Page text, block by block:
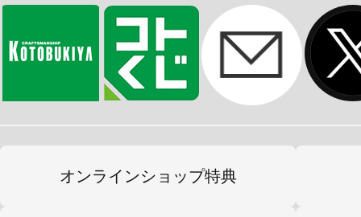
キャラクターラインナップ
・ブランカ
・ダルシムオンラインショップ特典